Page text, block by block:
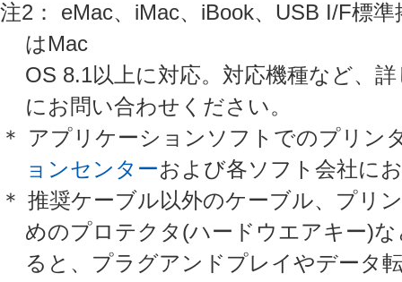
注2： eMac、iMac、iBook、USB I/F標
はMac
OS 8.1以上に対応。対応機種など、
にお問い合わせください。
＊ アプリケーションソフトでのプリン
ョンセンターおよび各ソフト会社に
＊ 推奨ケーブル以外のケーブル、プリ
めのプロテクタ(ハードウエアキー)
ると、プラグアンドプレイやデータ